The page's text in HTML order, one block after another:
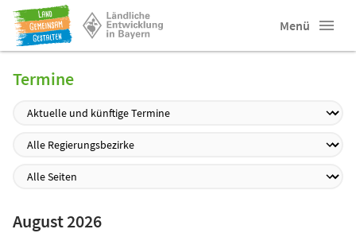
Menü
Termine
August 2026